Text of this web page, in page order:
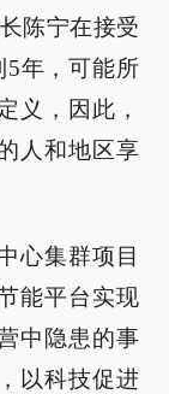
陈宁在接受
5年，可能所
义，因此，
人和地区享
心集群项目
能平台实现
中隐患的事
以科技促进